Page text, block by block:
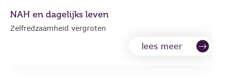
NAH en dagelijks leven
Zelfredzaamheid vergroten
lees meer